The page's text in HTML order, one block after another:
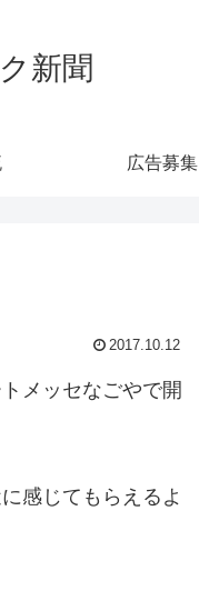
新聞
広告募集
2017.10.12
メッセなごやで開
感じてもらえるよ